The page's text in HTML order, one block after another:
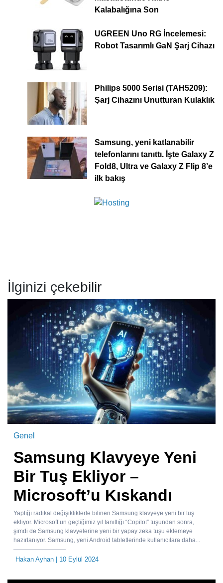
Kalabalığına Son
UGREEN Uno RG İncelemesi:
Robot Tasarımlı GaN Şarj Cihazı
Philips 5000 Serisi (TAH5209):
Şarj Cihazını Unutturan Kulaklık
Samsung, yeni katlanabilir
telefonlarını tanıttı. İşte Galaxy Z
Fold8, Ultra ve Galaxy Z Flip 8’e
ilk bakış
İlginizi çekebilir
Genel
Samsung Klavyeye Yeni
Bir Tuş Ekliyor –
Microsoft’u Kıskandı
Yaptığı radikal değişikliklerle bilinen Samsung klavyeye yeni bir tuş
ekliyor. Microsoft’un geçtiğimiz yıl tanıttığı “Copilot” tuşundan sonra,
şimdi de Samsung klavyelerine yeni bir yapay zeka tuşu eklemeye
hazırlanıyor. Samsung, yeni Android tabletlerinde kullanıcılara daha...
Hakan Ayhan | 10 Eylül 2024